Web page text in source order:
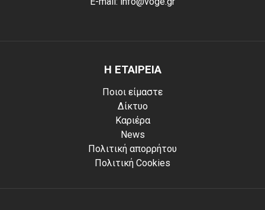
Η ΕΤΑΙΡΕΙΑ
Ποιοι είμαστε
Δίκτυο
Καριέρα
News
Πολιτική απορρήτου
Πολιτική Cookies